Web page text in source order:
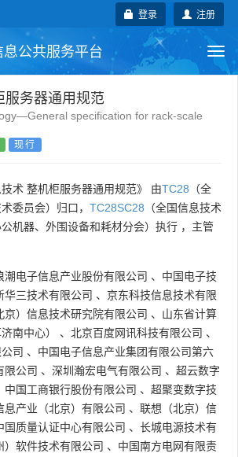
注册
登录
公共服务平台
行业标准
服务器通用规范
specification for rack-scale
现行
术 整机柜服务器通用规范》 由TC28 （全
委员会）归口， TC28SC28 （全国信息技术
机器、外围设备和耗材分会）执行 ，主管
潮电子信息产业股份有限公司 、 中国电子技
华三技术有限公司 、 京东科技信息技术有限
京）信息技术研究院有限公司 、 山东省计算
南中心）
、 北京百度网讯科技有限公司 、
司 、 中国电子信息产业集团有限公司第六
限公司 、 深圳瀚宏电气有限公司 、 超云数字
中国工商银行股份有限公司 、 超聚变数字技
息产业（北京）有限公司 、 联想（北京）信
国质量认证中心有限公司 、 长城电源技术有
）软件技术有限公司 、 中国南方电网有限责